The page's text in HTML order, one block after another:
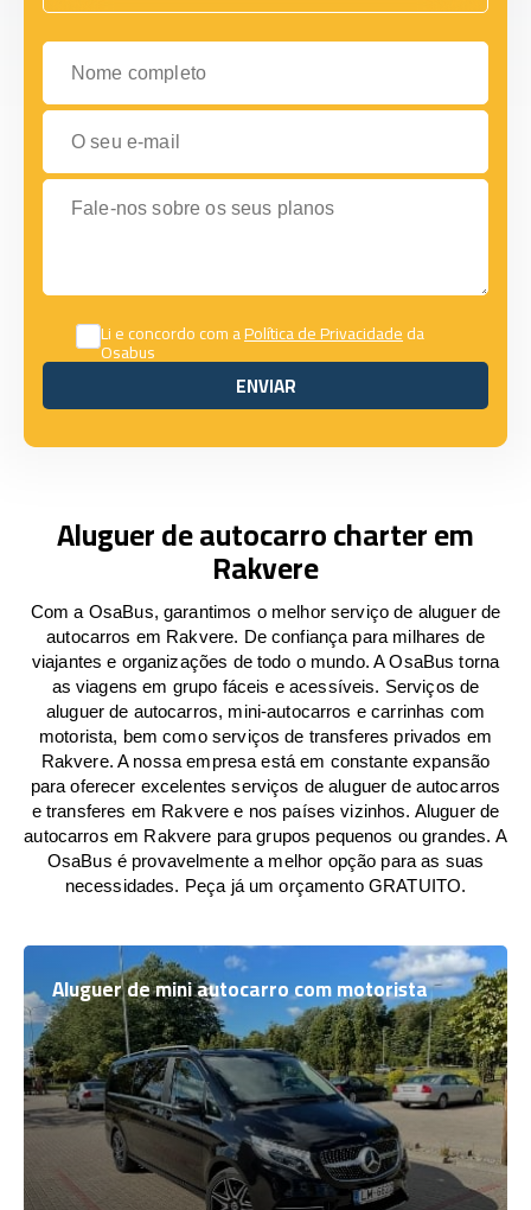
Nome completo
O seu e-mail
Fale-nos sobre os seus planos
Li e concordo com aPolítica de Privacidadeda
Osabus
ENVIAR
ENVIAR
Aluguer de autocarro charter em
Rakvere
Com a OsaBus, garantimos o melhor serviço de aluguer de
autocarros em Rakvere. De confiança para milhares de
viajantes e organizações de todo o mundo. A OsaBus torna
as viagens em grupo fáceis e acessíveis. Serviços de
aluguer de autocarros, mini-autocarros e carrinhas com
motorista, bem como serviços de transferes privados em
Rakvere. A nossa empresa está em constante expansão
para oferecer excelentes serviços de aluguer de autocarros
e transferes em Rakvere e nos países vizinhos. Aluguer de
autocarros em Rakvere para grupos pequenos ou grandes. A
OsaBus é provavelmente a melhor opção para as suas
necessidades. Peça já um orçamento GRATUITO.
Aluguer de mini autocarro com motorista